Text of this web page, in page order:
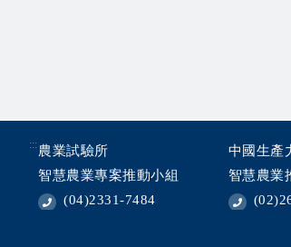
:::農業試驗所
智慧農業專案推動小組
(04)2331-7484
中國生產
智慧農業